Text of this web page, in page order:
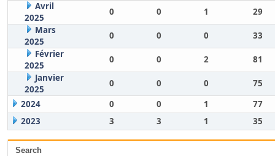
Search
Avril
2025
0 0 1
29
Mars
2025
0 0 0
33
Février
2025
0 0 2
81
Janvier
2025
0 0 0
75
2024
0 0 1
77
2023
3 3 1 35